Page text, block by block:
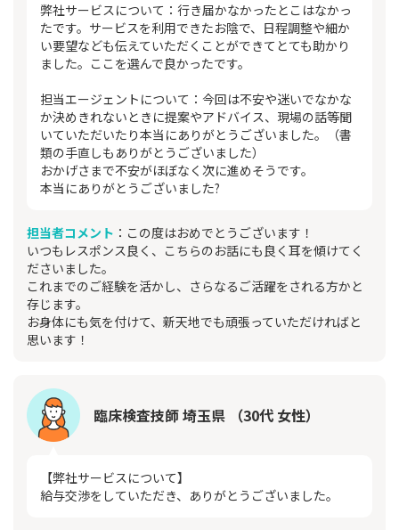
弊社サービスについて：行き届かなかったとこはなかっ
たです。サービスを利用できたお陰で、日程調整や細か
い要望なども伝えていただくことができてとても助かり
ました。ここを選んで良かったです。
担当エージェントについて：今回は不安や迷いでなかな
か決めきれないときに提案やアドバイス、現場の話等聞
いていただいたり本当にありがとうございました。（書
類の手直しもありがとうございました）
おかげさまで不安がほぼなく次に進めそうです。
本当にありがとうございました?
担当者コメント ：この度はおめでとうございます！
いつもレスポンス良く、こちらのお話にも良く耳を傾けてく
ださいました。
これまでのご経験を活かし、さらなるご活躍をされる方かと
存じます。
お身体にも気を付けて、新天地でも頑張っていただければと
思います！
臨床検査技師 埼玉県 （30代 女性）
【弊社サービスについて】
給与交渉をしていただき、ありがとうございました。